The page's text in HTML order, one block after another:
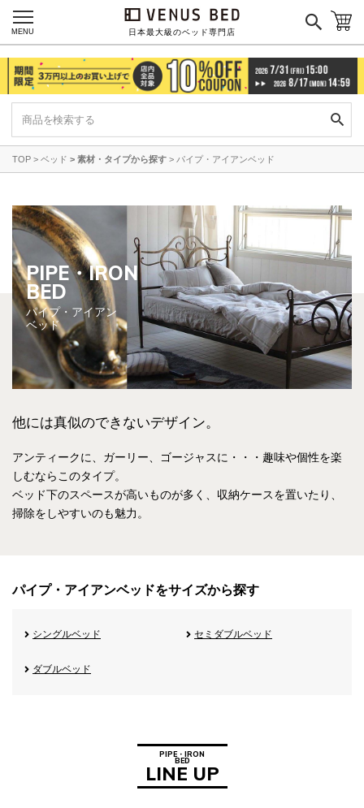
日本最大級のベッド専門店
MENU
TOP ベッド 素材・タイプから探す パイプ・アイアンベッド
PIPE・IRON
BED
パイプ・アイアン
ベッド
他には真似のできないデザイン。
アンティークに、ガーリー、ゴージャスに・・・趣味や個性を楽
しむならこのタイプ。
ベッド下のスペースが高いものが多く、収納ケースを置いたり、
掃除をしやすいのも魅力。
パイプ・アイアンベッドをサイズから探す
シングルベッド セミダブルベッド
ダブルベッド
PIPE・IRON
BED
LINE UP